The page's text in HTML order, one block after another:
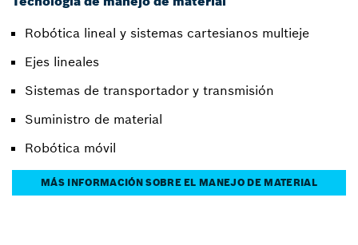
Robótica lineal y sistemas cartesianos multieje
Ejes lineales
Sistemas de transportador y transmisión
Suministro de material
Robótica móvil
MÁS INFORMACIÓN SOBRE EL MANEJO DE MATERIAL